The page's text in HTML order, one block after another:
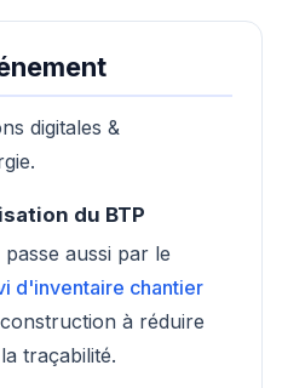
digitales &
du BTP
aussi par le
d'inventaire chantier
à réduire
traçabilité.